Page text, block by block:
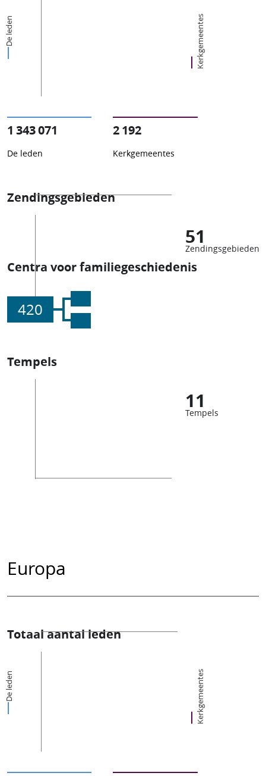
De leden Kerkgemeentes
1 343 071
De leden
2 192
Kerkgemeentes
Zendingsgebieden
51
Zendingsgebieden
Centra voor familiegeschiedenis
420
Tempels
11
Tempels
Europa
Totaal aantal leden
De leden Kerkgemeentes